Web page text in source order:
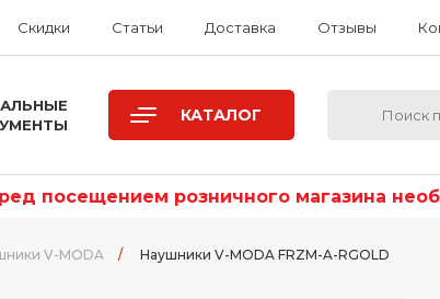
Скидки Статьи Доставка Отзывы
КАТАЛОГ
посещением розничного магазина
V-MODA / Наушники V-MODA FRZM-A-RGOLD